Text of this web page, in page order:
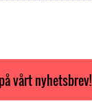
vårt nyhetsbrev!